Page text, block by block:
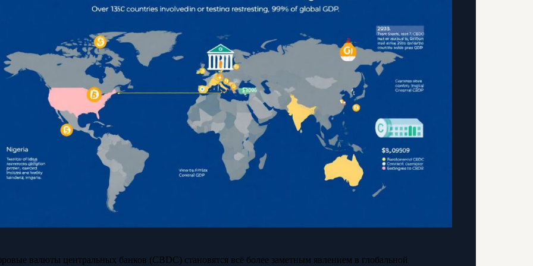
валюты центральных банков (CBDC) становятся всё более заметным явлением в глобальной